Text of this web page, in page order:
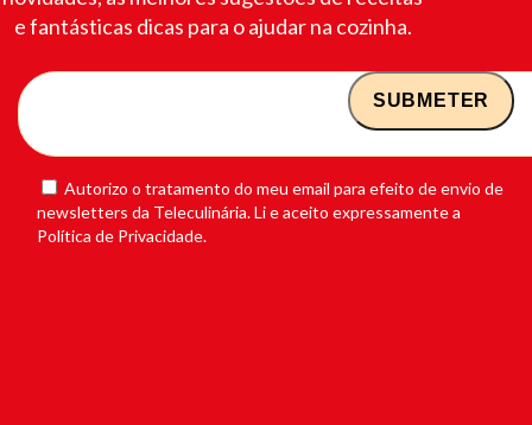
e fantásticas dicas para o ajudar na cozinha.
Autorizo o tratamento do meu email para efeito de envio de
newsletters da Teleculinária. Li e aceito expressamente a
Política de Privacidade.